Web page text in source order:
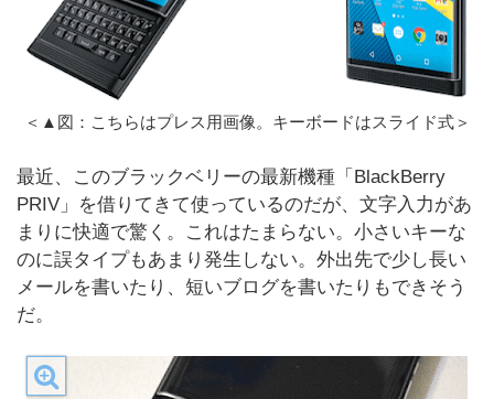
＜▲図：こちらはプレス用画像。キーボードはスライド式＞
最近、このブラックベリーの最新機種「BlackBerry
PRIV」を借りてきて使っているのだが、文字入力があ
まりに快適で驚く。これはたまらない。小さいキーな
のに誤タイプもあまり発生しない。外出先で少し長い
メールを書いたり、短いブログを書いたりもできそう
だ。